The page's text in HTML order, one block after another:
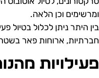
וכן הלאה.
היתר ניתן לכלול בטיול
ארוחות פאר בשטח